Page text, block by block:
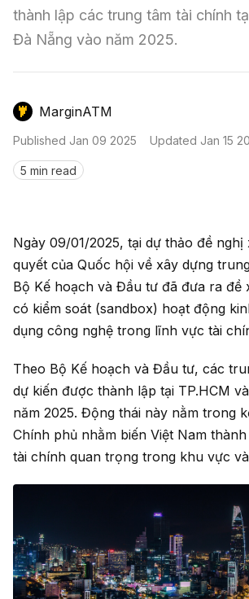
Sàn Giao Dịch
Mô Hình Biểu Đồ Giá
GameFi
thành lập các trung tâm tài chính
Đà Nẵng vào năm 2025.
MarginATM
Published Jan 09 2025 Updated Jan 15
5 min read
Ngày 09/01/2025, tại dự thảo đề nghị
quyết của Quốc hội về xây dựng
Bộ Kế hoạch và Đầu tư đã đưa ra đề
có kiểm soát (sandbox) hoạt động
dụng công nghệ trong lĩnh vực tài
Theo Bộ Kế hoạch và Đầu tư, các
dự kiến được thành lập tại TP.HCM
năm 2025. Động thái này nằm trong
Chính phủ nhằm biến Việt Nam
tài chính quan trọng trong khu vực